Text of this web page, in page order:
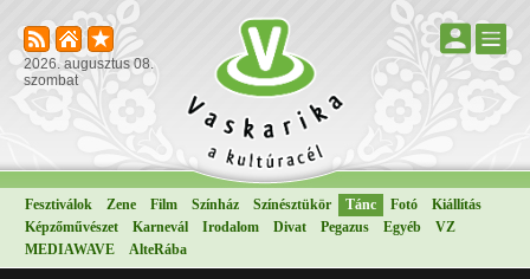
2026. augusztus 08.
szombat
Fesztiválok Zene Film Színház Színésztükör Tánc Fotó
Kiállítás
Képzőművészet
Karnevál Irodalom Divat Pegazus Egyéb
VZ
MEDIAWAVE
AlteRába